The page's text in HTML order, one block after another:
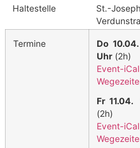
Haltestelle
St.-
Termine Do 10.04.
Uhr (2h)
Event-iCal
Fr 11.04.
(2h)
Event-iCal